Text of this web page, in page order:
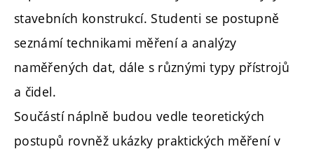
stavebních konstrukcí. Studenti se postupně
seznámí technikami měření a analýzy
naměřených dat, dále s různými typy přístrojů
a čidel.
Součástí náplně budou vedle teoretických
postupů rovněž ukázky praktických měření v